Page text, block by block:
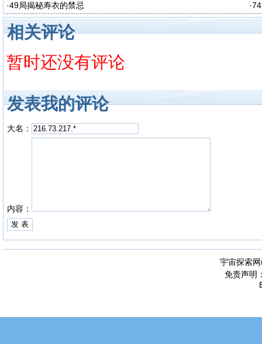
·49局揭秘寿衣的禁忌 ·
相关评论
暂时还没有评论
发表我的评论
大名：
内容：
宇宙探索
免责声明